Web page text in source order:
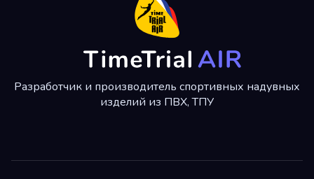
Разработчик и производитель спортивных надувных
изделий из ПВХ, ТПУ